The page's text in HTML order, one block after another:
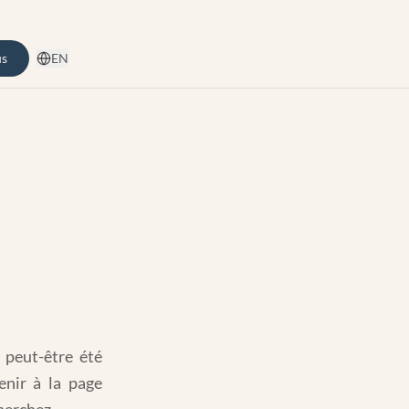
EN
peut-être été
à la page